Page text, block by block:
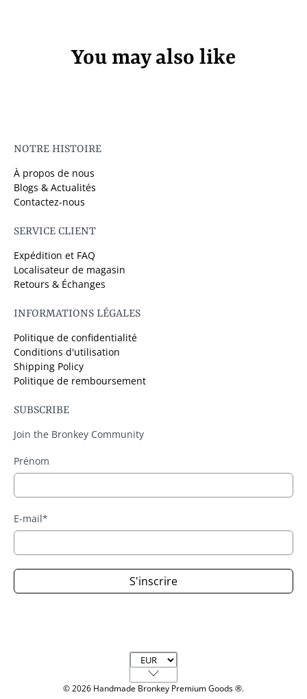
You may also like
NOTRE HISTOIRE
À propos de nous
Blogs & Actualités
Contactez-nous
SERVICE CLIENT
Expédition et FAQ
Localisateur de magasin
Retours & Échanges
INFORMATIONS LÉGALES
Politique de confidentialité
Conditions d'utilisation
Shipping Policy
Politique de remboursement
SUBSCRIBE
Join the Bronkey Community
Prénom
E-mail*
S'inscrire
Currency
© 2026 Handmade Bronkey Premium Goods ®.